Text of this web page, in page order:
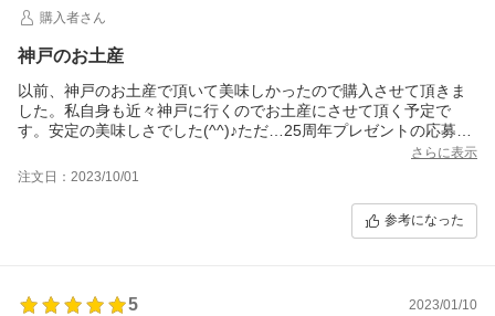
購入者さん
神戸のお土産
以前、神戸のお土産で頂いて美味しかったので購入させて頂きま
した。私自身も近々神戸に行くのでお土産にさせて頂く予定で
す。安定の美味しさでした(^^)♪ただ…25周年プレゼントの応募期
限が切れていたのだけはちょっとだけ残念でしたが…ハロウィン
の掛け紙は可愛かったです。オマケのキャラメルビスケットも大
さらに表示
注文日：2023/10/01
参考になった
5
2023/01/10